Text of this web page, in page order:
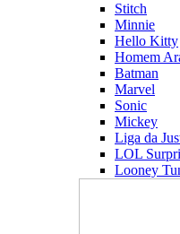
Stitch
Minnie
Hello Kitty
Homem
Batman
Marvel
Sonic
Mickey
Liga da
LOL
Looney